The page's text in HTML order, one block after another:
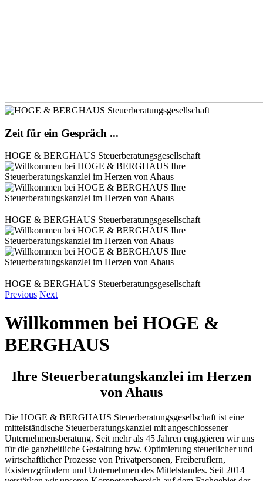
Zeit für ein Gespräch ...
HOGE & BERGHAUS Steuerberatungsgesellschaft
HOGE & BERGHAUS Steuerberatungsgesellschaft
HOGE & BERGHAUS Steuerberatungsgesellschaft
Previous Next
Willkommen bei HOGE &
BERGHAUS
Ihre Steuerberatungskanzlei im Herzen
von Ahaus
Die HOGE & BERGHAUS Steuerberatungsgesellschaft ist eine
mittelständische Steuerberatungskanzlei mit angeschlossener
Unternehmensberatung. Seit mehr als 45 Jahren engagieren wir uns
für die ganzheitliche Gestaltung bzw. Optimierung steuerlicher und
wirtschaftlicher Prozesse von Privatpersonen, Freiberuflern,
Existenzgründern und Unternehmen des Mittelstandes. Seit 2014